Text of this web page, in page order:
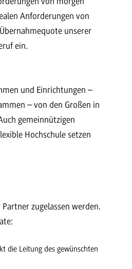
Anforderungen von
unserer
ein.
und Einrichtungen –
– von den Großen in
gemeinnützigen
Hochschule setzen
zugelassen werden.
die Leitung des gewünschten